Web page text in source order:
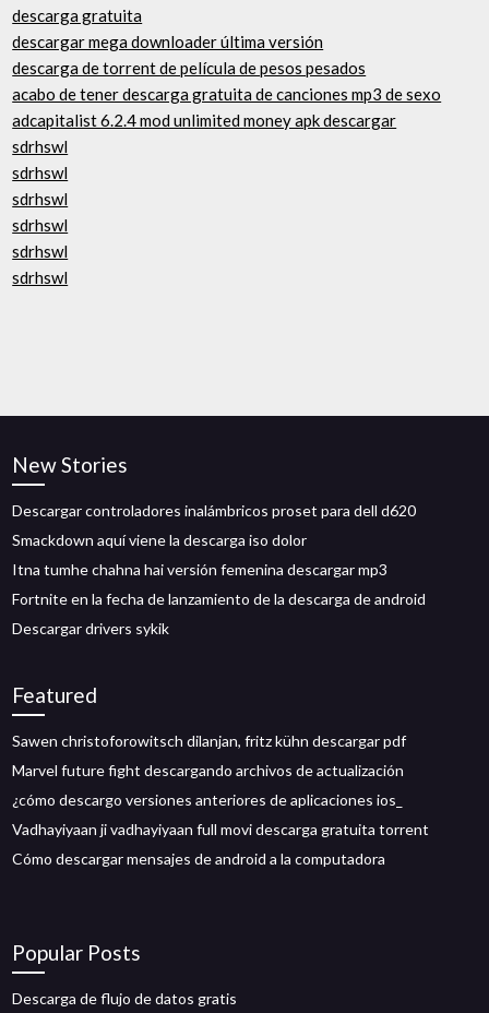
descarga gratuita
descargar mega downloader última versión
descarga de torrent de película de pesos pesados
acabo de tener descarga gratuita de canciones mp3 de sexo
adcapitalist 6.2.4 mod unlimited money apk descargar
sdrhswl
sdrhswl
sdrhswl
sdrhswl
sdrhswl
sdrhswl
New Stories
Descargar controladores inalámbricos proset para dell d620
Smackdown aquí viene la descarga iso dolor
Itna tumhe chahna hai versión femenina descargar mp3
Fortnite en la fecha de lanzamiento de la descarga de android
Descargar drivers sykik
Featured
Sawen christoforowitsch dilanjan, fritz kühn descargar pdf
Marvel future fight descargando archivos de actualización
¿cómo descargo versiones anteriores de aplicaciones ios_
Vadhayiyaan ji vadhayiyaan full movi descarga gratuita torrent
Cómo descargar mensajes de android a la computadora
Popular Posts
Descarga de flujo de datos gratis